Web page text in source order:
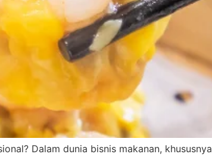
Dalam dunia bisnis makanan,